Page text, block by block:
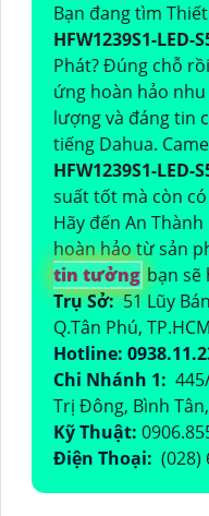
Bạn đang tìm
HFW1239S1-LED-
Phát? Đúng chỗ
ứng hoàn hảo
lượng và đáng tin
tiếng Dahua.
HFW1239S1-LED-
suất tốt mà còn
Hãy đến An
hoàn hảo từ sản
tin tưởng bạn sẽ
Trụ Sở:51 Lũy
Q.Tân Phú, TP.HCM
Hotline:
Chi Nhánh 1:
Trị Đông, Bình
Kỹ Thuật:
Điện Thoại: (028)